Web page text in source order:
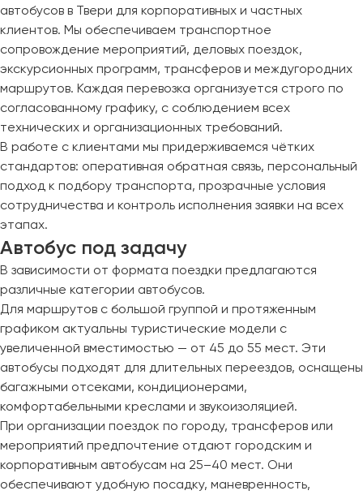
автобусов в Твери для корпоративных и частных
клиентов. Мы обеспечиваем транспортное
сопровождение мероприятий, деловых поездок,
экскурсионных программ, трансферов и междугородних
маршрутов. Каждая перевозка организуется строго по
согласованному графику, с соблюдением всех
технических и организационных требований.
В работе с клиентами мы придерживаемся чётких
стандартов: оперативная обратная связь, персональный
подход к подбору транспорта, прозрачные условия
сотрудничества и контроль исполнения заявки на всех
этапах.
Автобус под задачу
В зависимости от формата поездки предлагаются
различные категории автобусов.
Для маршрутов с большой группой и протяженным
графиком актуальны туристические модели с
увеличенной вместимостью — от 45 до 55 мест. Эти
автобусы подходят для длительных переездов, оснащены
багажными отсеками, кондиционерами,
комфортабельными креслами и звукоизоляцией.
При организации поездок по городу, трансферов или
мероприятий предпочтение отдают городским и
корпоративным автобусам на 25–40 мест. Они
обеспечивают удобную посадку, маневренность,